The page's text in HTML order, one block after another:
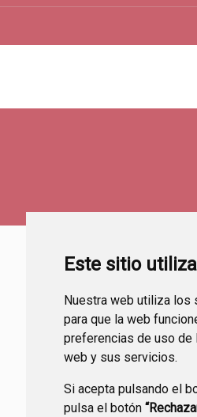
Este sitio
Nuestra web utiliza los
para que la web
preferencias de uso de
web y sus servicios.
Si acepta pulsando el
pulsa el botón
PERFIL DEL
CONTRATANTE